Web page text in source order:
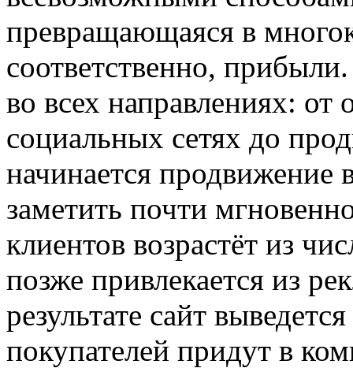
превращающаяся в
соответственно,
во всех направлениях:
социальных сетях до
начинается
заметить почти
клиентов возрастёт из
позже привлекается из
результате сайт
покупателей придут в